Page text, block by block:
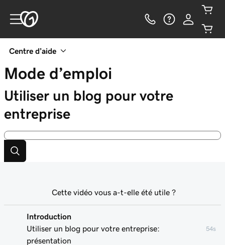
Centre d’aide
Mode d’emploi
Utiliser un blog pour votre
entreprise
Introduction
Utiliser un blog pour votre entreprise:
présentation
54s
Cette vidéo vous a-t-elle été utile ?